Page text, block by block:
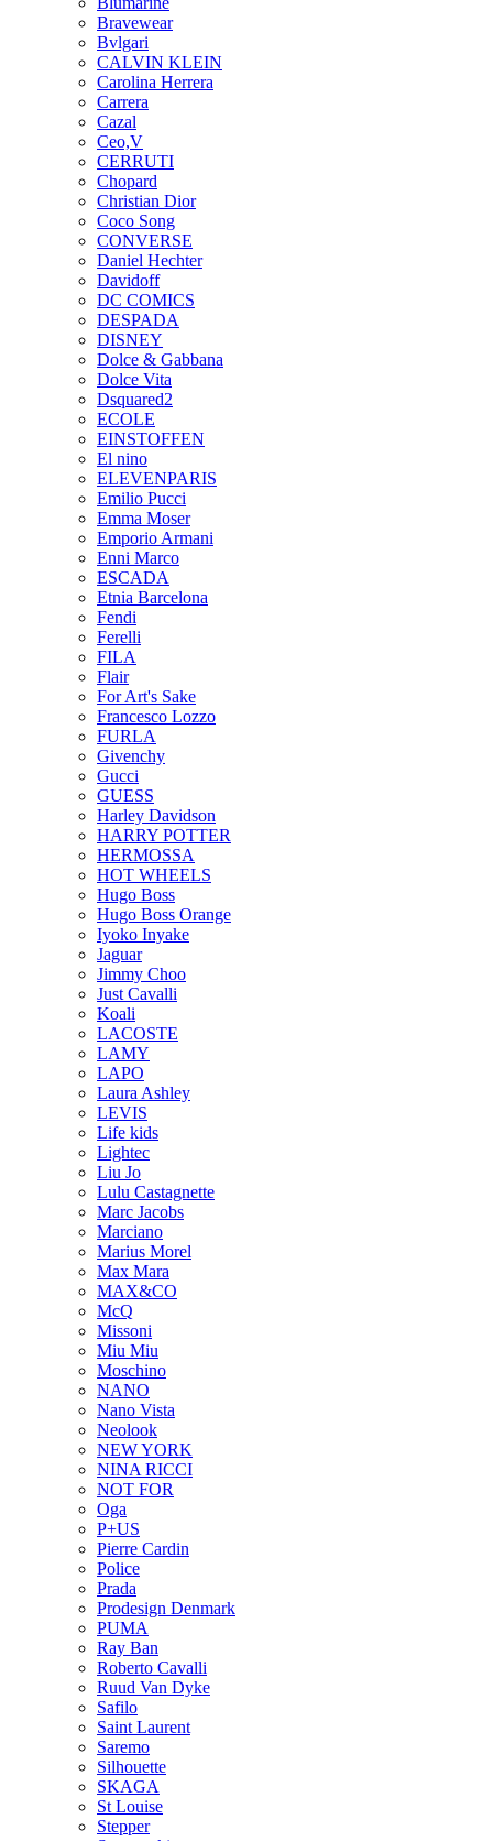
Bravewear
Bvlgari
CALVIN KLEIN
Carolina Herrera
Carrera
Cazal
Ceo,V
CERRUTI
Chopard
Christian Dior
Coco Song
CONVERSE
Daniel Hechter
Davidoff
DC COMICS
DESPADA
DISNEY
Dolce & Gabbana
Dolce Vita
Dsquared2
ECOLE
EINSTOFFEN
El nino
ELEVENPARIS
Emilio Pucci
Emma Moser
Emporio Armani
Enni Marco
ESCADA
Etnia Barcelona
Fendi
Ferelli
FILA
Flair
For Art's Sake
Francesco Lozzo
FURLA
Givenchy
Gucci
GUESS
Harley Davidson
HARRY POTTER
HERMOSSA
HOT WHEELS
Hugo Boss
Hugo Boss Orange
Iyoko Inyake
Jaguar
Jimmy Choo
Just Cavalli
Koali
LACOSTE
LAMY
LAPO
Laura Ashley
LEVIS
Life kids
Lightec
Liu Jo
Lulu Castagnette
Marc Jacobs
Marciano
Marius Morel
Max Mara
MAX&CO
McQ
Missoni
Miu Miu
Moschino
NANO
Nano Vista
Neolook
NEW YORK
NINA RICCI
NOT FOR
Oga
P+US
Pierre Cardin
Police
Prada
Prodesign Denmark
PUMA
Ray Ban
Roberto Cavalli
Ruud Van Dyke
Safilo
Saint Laurent
Saremo
Silhouette
SKAGA
St Louise
Stepper